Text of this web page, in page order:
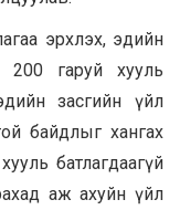
эрхлэх, эдийн
200 гаруй хууль
засгийн үйл
байдлыг хангах
батлагдаагүй
аж ахуйн үйл